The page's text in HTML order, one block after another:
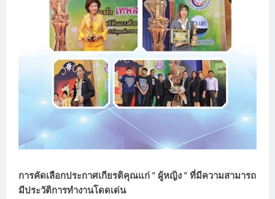
การคัดเลือกประกาศเกียรติคุณแก่ " ผู้หญิง " ที่มีความสามารถ
มีประวัติการทำงานโดดเด่น